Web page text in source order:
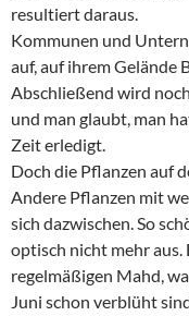
resultiert daraus.
Kommunen und
auf, auf ihrem Gelände
Abschließend wird
und man glaubt, man
Zeit erledigt.
Doch die Pflanzen auf
Andere Pflanzen mit
sich dazwischen. So
optisch nicht mehr
regelmäßigen Mahd,
Juni schon verblüht